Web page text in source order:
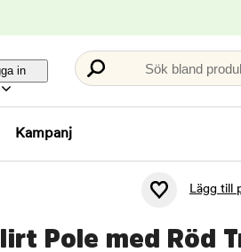
in Sök bland
Kampanj
Lägg till
Pole med Röd